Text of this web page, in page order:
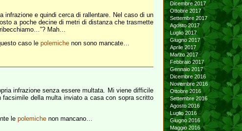
infrazione e quindi cerca di rallentare. Nel caso di un
a poche decine di metri di distanza che trasmette
Mah…
caso le polemiche non sono mancate…
infrazione senza essere multata. Mi viene difficile
della multa inviato a casa con sopra scritto
le polemiche non mancano…
Dicembre 2017
Ottobre 2017
Settembre 2017
Agosto 2017
Luglio 2017
Giugno 2017
Aprile 2017
Marzo 2017
Febbraio 2017
Gennaio 2017
Dicembre 2016
Novembre 2016
Ottobre 2016
Settembre 2016
Agosto 2016
Luglio 2016
Giugno 2016
Maggio 2016